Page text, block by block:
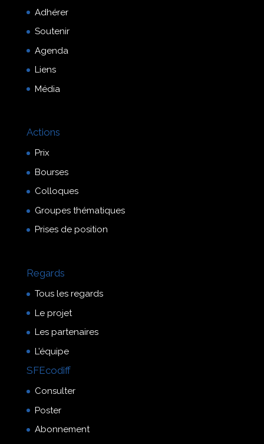
Adhérer
Soutenir
Agenda
Liens
Média
Actions
Prix
Bourses
Colloques
Groupes thématiques
Prises de position
Regards
Tous les regards
Le projet
Les partenaires
L’équipe
SFEcodiff
Consulter
Poster
Abonnement